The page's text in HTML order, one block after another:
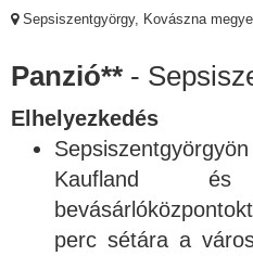
Sepsiszentgyörgy, Kovászna megye
Panzió** -
Elhelyezkedés
Kaufland
perc sétára a